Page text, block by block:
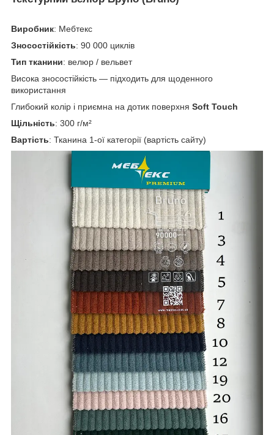
Виробник: Мебтекс
Зносостійкість: 90 000 циклів
Тип тканини: велюр / вельвет
Висока зносостійкість — підходить для щоденного
використання
Глибокий колір і приємна на дотик поверхня Soft Touch
Щільність: 300 г/м²
Вартість: Тканина 1-ої категорії (вартість сайту)